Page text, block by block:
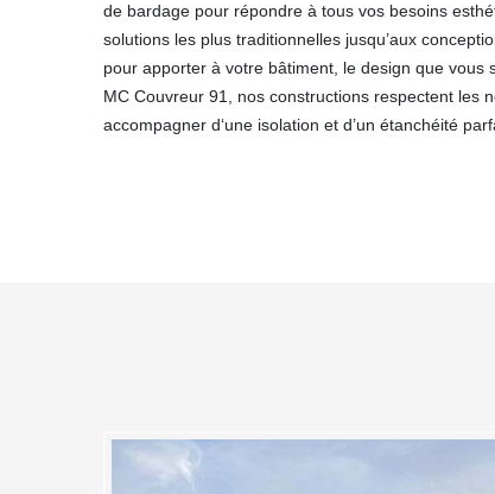
de bardage pour répondre à tous vos besoins
solutions les plus traditionnelles jusqu’aux
pour apporter à votre bâtiment, le design que vous
MC Couvreur 91, nos constructions respectent les
accompagner d‘une isolation et d’un étanchéité